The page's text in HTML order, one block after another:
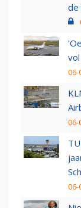
de
06-
06-
06-